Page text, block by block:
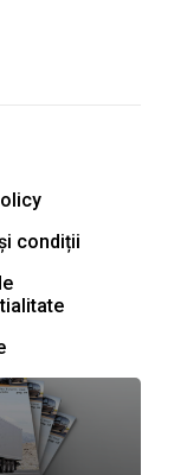
condiții